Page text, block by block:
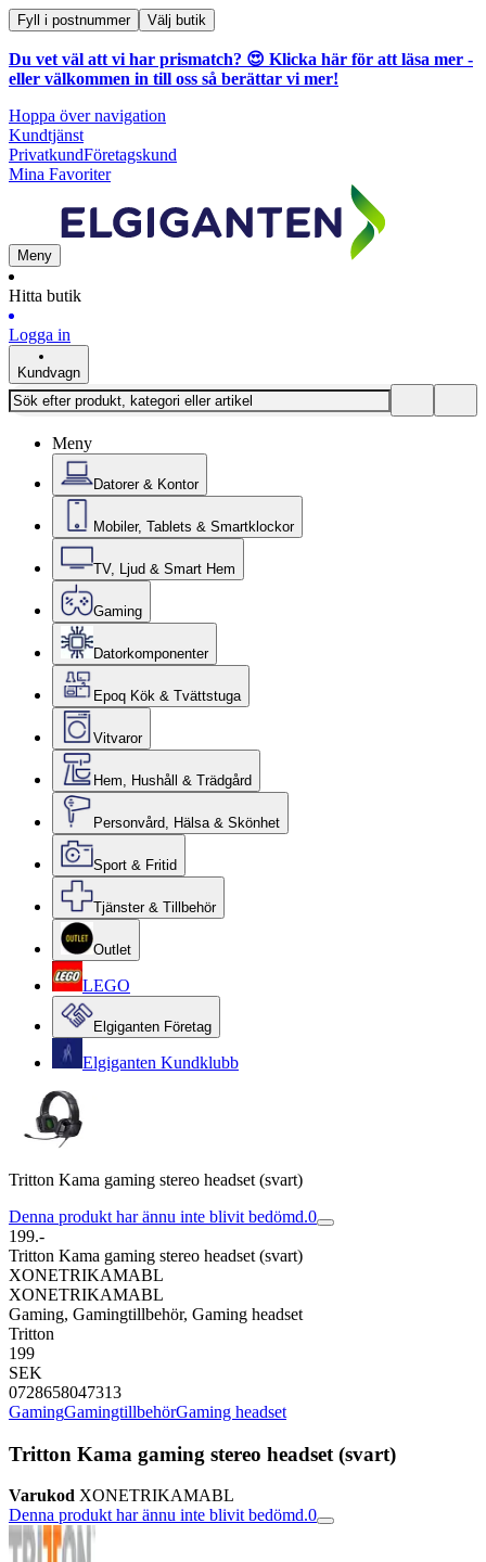
Fyll i postnummer Välj butik
Du vet väl att vi har prismatch? 😍 Klicka här för att läsa mer -
eller välkommen in till oss så berättar vi mer!
Hoppa över navigation
Kundtjänst
PrivatkundFöretagskund
Mina Favoriter
Meny
Hitta butik
Logga in
Kundvagn
Meny
Datorer & Kontor
Mobiler, Tablets & Smartklockor
TV, Ljud & Smart Hem
Gaming
Datorkomponenter
Epoq Kök & Tvättstuga
Vitvaror
Hem, Hushåll & Trädgård
Personvård, Hälsa & Skönhet
Sport & Fritid
Tjänster & Tillbehör
Outlet
LEGO
Elgiganten Företag
Elgiganten Kundklubb
Tritton Kama gaming stereo headset (svart)
Denna produkt har ännu inte blivit bedömd.0
199.-
Tritton Kama gaming stereo headset (svart)
XONETRIKAMABL
XONETRIKAMABL
Gaming, Gamingtillbehör, Gaming headset
Tritton
199
SEK
0728658047313
GamingGamingtillbehörGaming headset
Tritton Kama gaming stereo headset (svart)
Varukod XONETRIKAMABL
Denna produkt har ännu inte blivit bedömd.0